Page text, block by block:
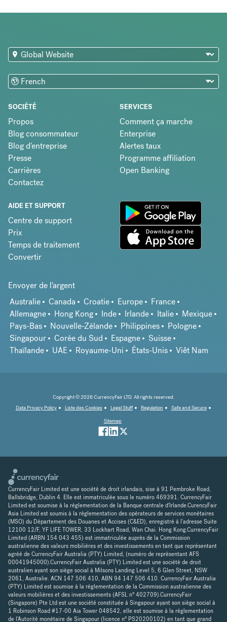
SOCIÉTÉ
Propos
Blog consommateur
Blog d'entreprise
Presse
Carrières
Contactez
SERVICES
Comment ça marche
Enterprise
Alertes taux
Programme affiliation
Open Banking
AIDE ET SUPPORT
Centre de support
Prix
Temps de traitement
Convertir
Envoyer de l'argent
Australie
Canada Croatie Europe
France
Allemagne
Hong Kong Inde Irlande Italie
Mexique
Pays-Bas
Nouvelle-Zélande Philippines
Pologne
Singapour
Corée du Sud Espagne
Suisse
Thaïlande
UAE Royaume-Uni États-Unis Viêt Nam
Copyright © 2026 CurrencyFair LTD. All rights reserved.
Data Privacy Policy
Liste des Cookies Legal Stuff Regulation
Safe and Secure
Sitemap
CurrencyFair Limited est une société de droit irlandais, sise à 91 Pembroke Road,
Ballsbridge, Dublin 4. Elle est immatriculée sous le numéro 469391. CurrencyFair
Limited est soumise à la réglementation de la Banque centrale d'Irlande.CurencyFair
Asia Limited est soumis à la réglementation des opérateurs de services monétaires
(MSO) du Département des Douanes et Accises (C&ED), enregistré à l'adresse Suite
12100 12/F, YF LIFE TOWER, 33 Lockhart Road, Wan Chai. Hong Kong.CurrencyFair
Limited (ARBN 154 043 455) est immatriculée auprès de la Commission
australienne des valeurs mobilières et des investissements en tant que représentant
agréé de CurrencyFair Australia (PTY) Limited, (numéro de représentant AFS
00041945000).CurrencyFair Australia (PTY) Limited est une société de droit
australien ayant son siège social à Milsons Landing Level 5, 6 Glen Street, NSW
2061, Australie. ACN 147 506 410, ABN 94 147 506 410. CurrencyFair Australia
(PTY) Limited est soumise à la réglementation de la Commission australienne des
valeurs mobilières et des investissements (AFSL n° 402709).CurrencyFair
(Singapore) Pte Ltd est une société constituée à Singapour ayant son siège social à
1 Robinson Road #17-00 Aia Tower 048542, elle est soumise à la réglementation
de l'Autorité monétaire de Singapour (licence n° PS20200102) en tant que grand